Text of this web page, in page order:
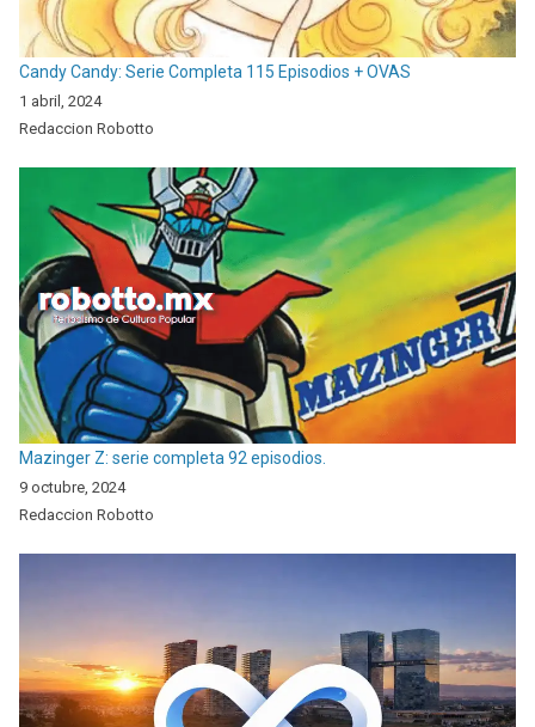
Candy Candy: Serie Completa 115 Episodios + OVAS
1 abril, 2024
Redaccion Robotto
Mazinger Z: serie completa 92 episodios.
9 octubre, 2024
Redaccion Robotto